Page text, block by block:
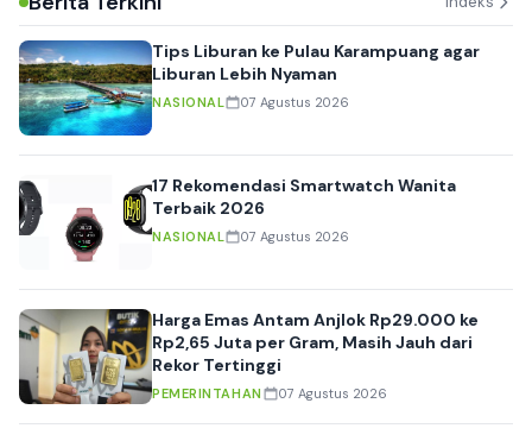
Tips Liburan ke Pulau Karampuang agar
Liburan Lebih Nyaman
NASIONAL 07 Agustus 2026
17 Rekomendasi Smartwatch Wanita
Terbaik 2026
NASIONAL 07 Agustus 2026
Harga Emas Antam Anjlok Rp29.000 ke
Rp2,65 Juta per Gram, Masih Jauh dari
Rekor Tertinggi
PEMERINTAHAN 07 Agustus 2026